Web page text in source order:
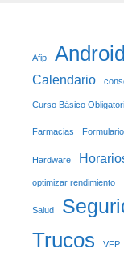
Afip Android
Calendario
Curso Básico
Farmacias
Hardware
optimizar rendimiento
Salud
Trucos VFP